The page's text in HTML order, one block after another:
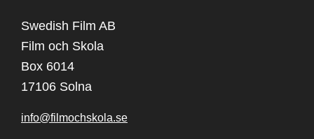
Swedish Film AB
Film och Skola
Box 6014
17106 Solna
info@filmochskola.se